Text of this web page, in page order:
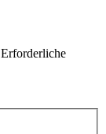
Erforderliche